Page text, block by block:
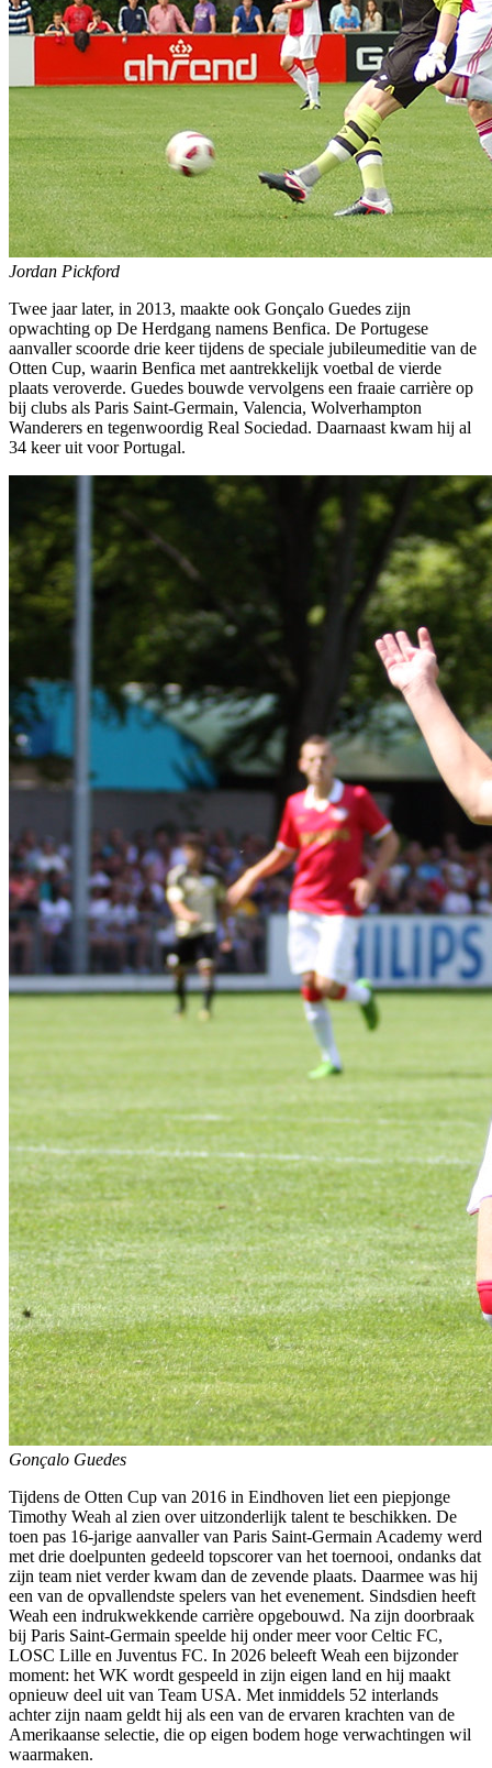
Jordan Pickford
Twee jaar later, in 2013, maakte ook Gonçalo Guedes zijn
opwachting op De Herdgang namens Benfica. De Portugese
aanvaller scoorde drie keer tijdens de speciale jubileumeditie van de
Otten Cup, waarin Benfica met aantrekkelijk voetbal de vierde
plaats veroverde. Guedes bouwde vervolgens een fraaie carrière op
bij clubs als Paris Saint-Germain, Valencia, Wolverhampton
Wanderers en tegenwoordig Real Sociedad. Daarnaast kwam hij al
34 keer uit voor Portugal.
Gonçalo Guedes
Tijdens de Otten Cup van 2016 in Eindhoven liet een piepjonge
Timothy Weah al zien over uitzonderlijk talent te beschikken. De
toen pas 16-jarige aanvaller van Paris Saint-Germain Academy werd
met drie doelpunten gedeeld topscorer van het toernooi, ondanks dat
zijn team niet verder kwam dan de zevende plaats. Daarmee was hij
een van de opvallendste spelers van het evenement. Sindsdien heeft
Weah een indrukwekkende carrière opgebouwd. Na zijn doorbraak
bij Paris Saint-Germain speelde hij onder meer voor Celtic FC,
LOSC Lille en Juventus FC. In 2026 beleeft Weah een bijzonder
moment: het WK wordt gespeeld in zijn eigen land en hij maakt
opnieuw deel uit van Team USA. Met inmiddels 52 interlands
achter zijn naam geldt hij als een van de ervaren krachten van de
Amerikaanse selectie, die op eigen bodem hoge verwachtingen wil
waarmaken.